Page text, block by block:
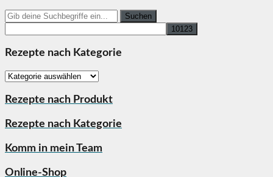
Search
for:
Rezepte nach Kategorie
Rezepte
Kategorie
Rezepte nach Produkt
Rezepte nach Kategorie
Komm in mein Team
Online-Shop